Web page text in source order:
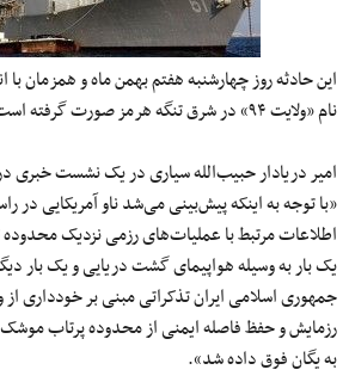
این حادثه روز چهارشنبه هفتم بهمن ماه و همزمان با
نام «ولایت ۹۴» در شرق تنگه هرمز صورت گرفته است.
امیر دریادار حبیب‌الله سیاری در یک نشست خبری
«با توجه به اینکه پیش‌بینی می‌شد ناو آمریکایی در
اطلاعات مرتبط با عملیات‌های رزمی نزدیک محدوده
یک بار به‌ وسیله هواپیمای گشت دریایی و یک بار
جمهوری اسلامی ایران تذکراتی مبنی بر خودداری
رزمایش و حفظ فاصله ایمنی از محدوده پرتاب
به یگان فوق داده شد».